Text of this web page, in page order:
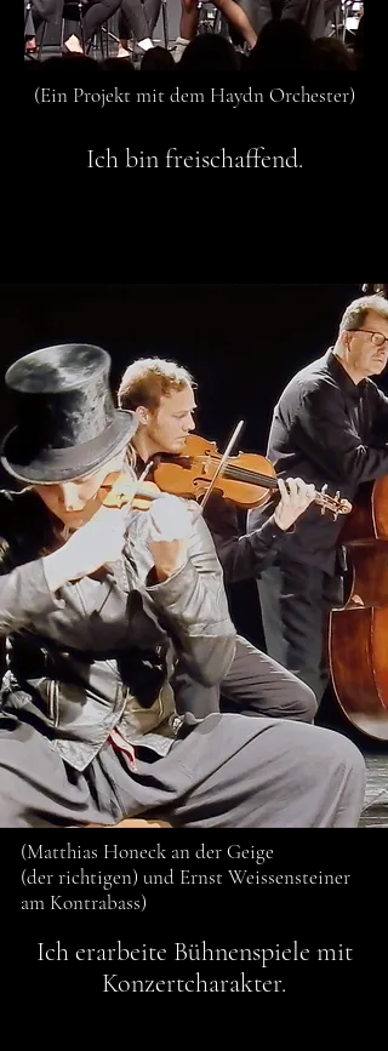
(Ein Projekt mit dem Haydn Orchester)
Ich bin freischaffend.
(Matthias Honeck an der Geige
(derrichtigen) und Ernst Weissensteiner
am Kontrabass)
Ich erarbeite Bühnenspiele mit
Konzertcharakter.